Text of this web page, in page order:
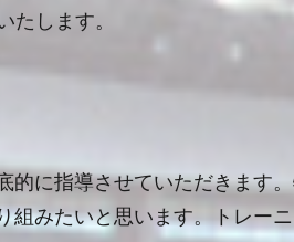
たします。
に指導させていただきます
みたいと思います。トレー